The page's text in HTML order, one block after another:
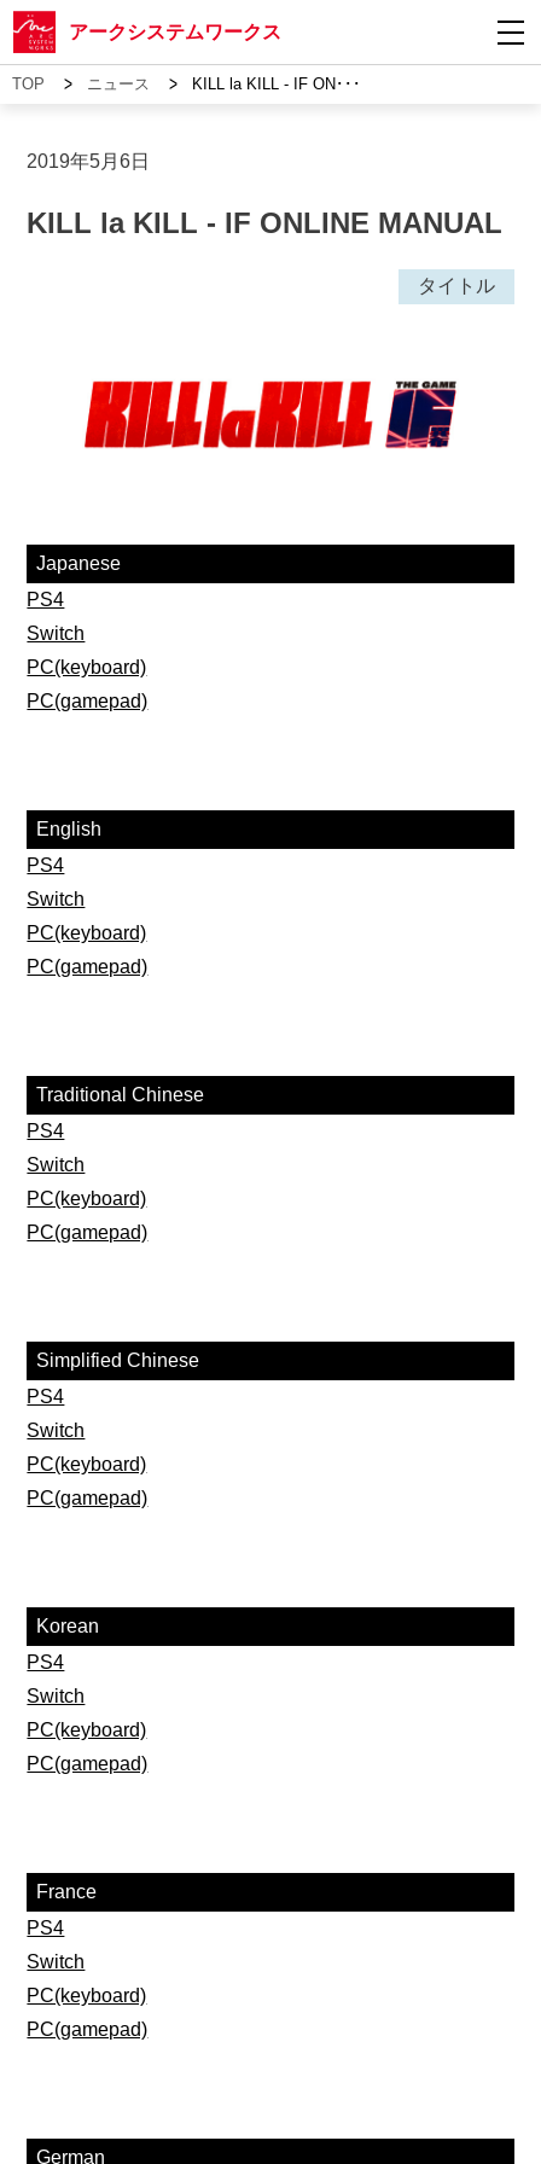
アークシステムワークス
TOP > ニュース > KILL la KILL - IF ON･･･
2019年5月6日
KILL la KILL - IF ONLINE MANUAL
タイトル
Japanese
PS4
Switch
PC(keyboard)
PC(gamepad)
English
PS4
Switch
PC(keyboard)
PC(gamepad)
Traditional Chinese
PS4
Switch
PC(keyboard)
PC(gamepad)
Simplified Chinese
PS4
Switch
PC(keyboard)
PC(gamepad)
Korean
PS4
Switch
PC(keyboard)
PC(gamepad)
France
PS4
Switch
PC(keyboard)
PC(gamepad)
German